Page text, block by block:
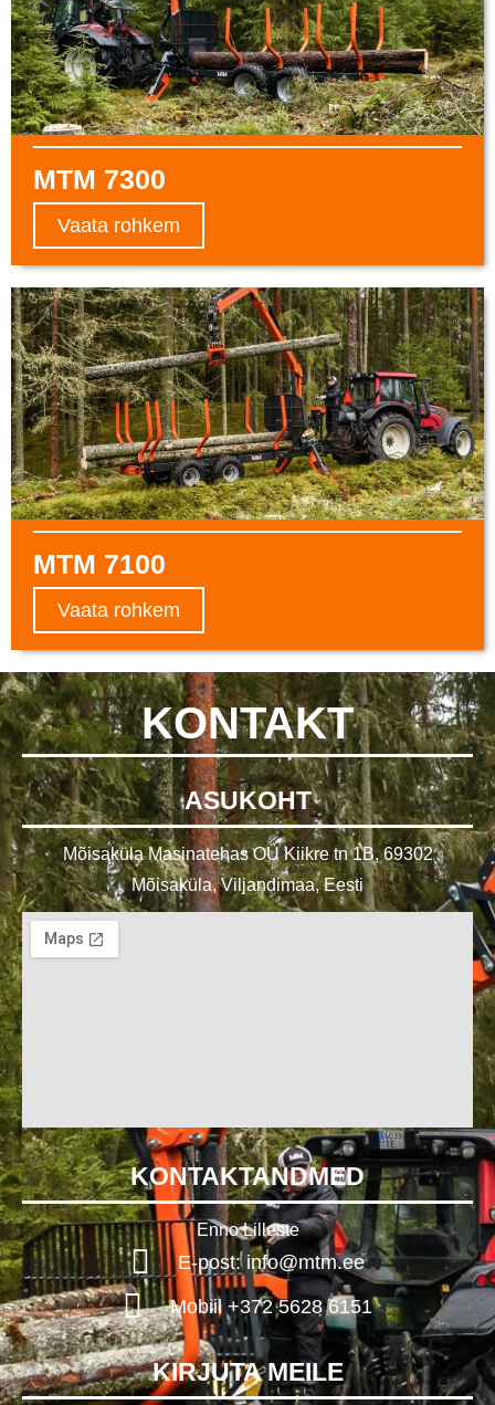
MTM 7300
Vaata rohkem
MTM 7100
Vaata rohkem
KONTAKT
ASUKOHT
Mõisaküla Masinatehas OÜ Kiikre tn 1B, 69302
Mõisaküla, Viljandimaa, Eesti
KONTAKTANDMED
Enno Lilleste
E-post: info@mtm.ee
Mobiil +372 5628 6151
KIRJUTA MEILE